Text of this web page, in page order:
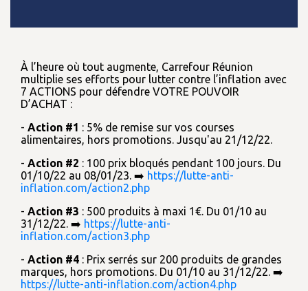
À l’heure où tout augmente, Carrefour Réunion
multiplie ses efforts pour lutter contre l’inflation avec
7 ACTIONS pour défendre VOTRE POUVOIR
D’ACHAT :
- Action #1 : 5% de remise sur vos courses
alimentaires, hors promotions. Jusqu'au 21/12/22.
- Action #2 : 100 prix bloqués pendant 100 jours. Du
01/10/22 au 08/01/23. ➡️ https://lutte-anti-
inflation.com/action2.php
- Action #3 : 500 produits à maxi 1€. Du 01/10 au
31/12/22. ➡️ https://lutte-anti-
inflation.com/action3.php
- Action #4 : Prix serrés sur 200 produits de grandes
marques, hors promotions. Du 01/10 au 31/12/22. ➡️
https://lutte-anti-inflation.com/action4.php